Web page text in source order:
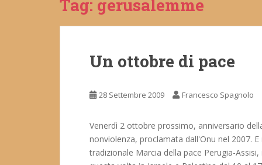
Tag: gerusalemme
Un ottobre di pace
28 Settembre 2009 Francesco Spagnolo
Venerdì 2 ottobre prossimo, anniversario
nonviolenza, proclamata dall'Onu nel 2007.
tradizionale Marcia della pace Perugia-